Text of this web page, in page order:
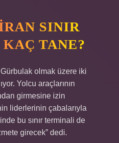
SINIR
TANE?
olmak üzere iki
Yolcu araçlarının
girmesine izin
liderlerinin çabalarıyla
bu sınır terminali de
girecek” dedi.